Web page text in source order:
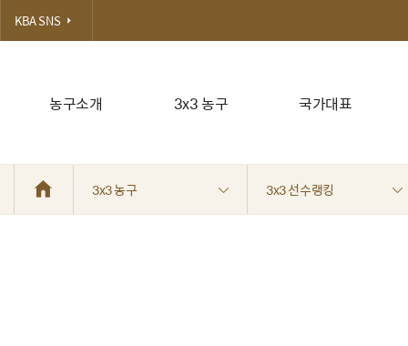
농구소개 3x3 농구 국가대표
KBA SNS
3x3 농구 3x3 선수랭킹